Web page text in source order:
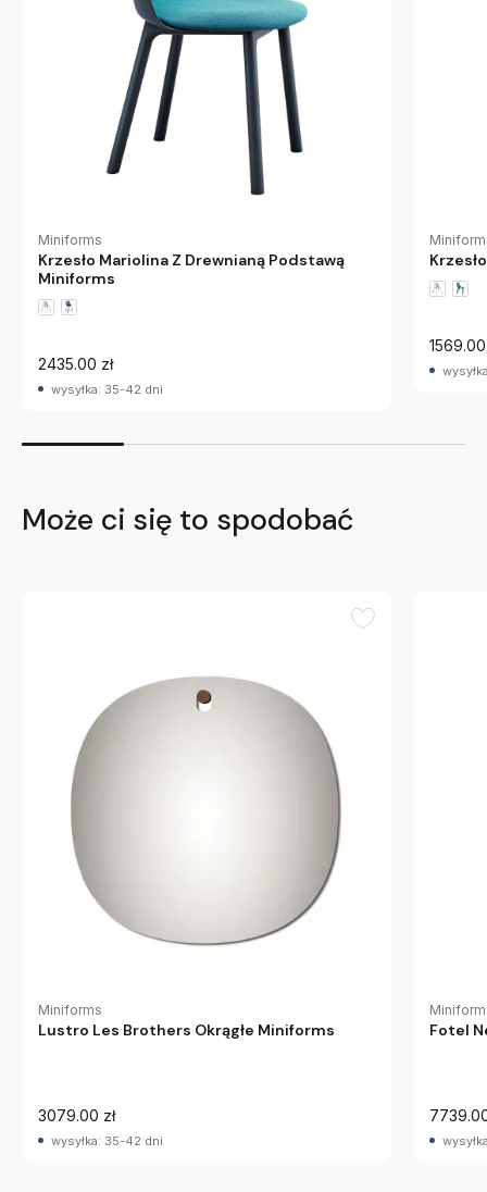
Miniforms
Krzesło Mariolina Z Drewnianą Podstawą
Miniforms
2435.00 zł
wysyłka: 35-42 dni
1569.00
Może ci się to spodobać
Miniforms
Lustro Les Brothers Okrągłe Miniforms
3079.00 zł
wysyłka: 35-42 dni
Fotel